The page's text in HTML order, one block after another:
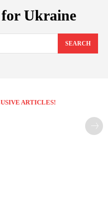
Ukraine
SEARCH
ARTICLES!